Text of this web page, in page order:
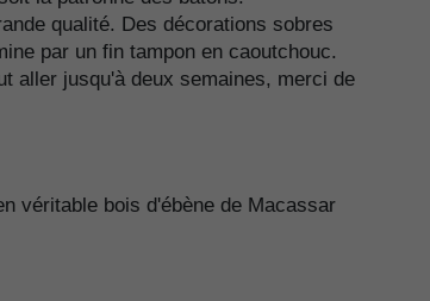
qualité. Des décorations sobres
par un fin tampon en caoutchouc.
aller jusqu'à deux semaines, merci de
véritable bois d'ébène de Macassar